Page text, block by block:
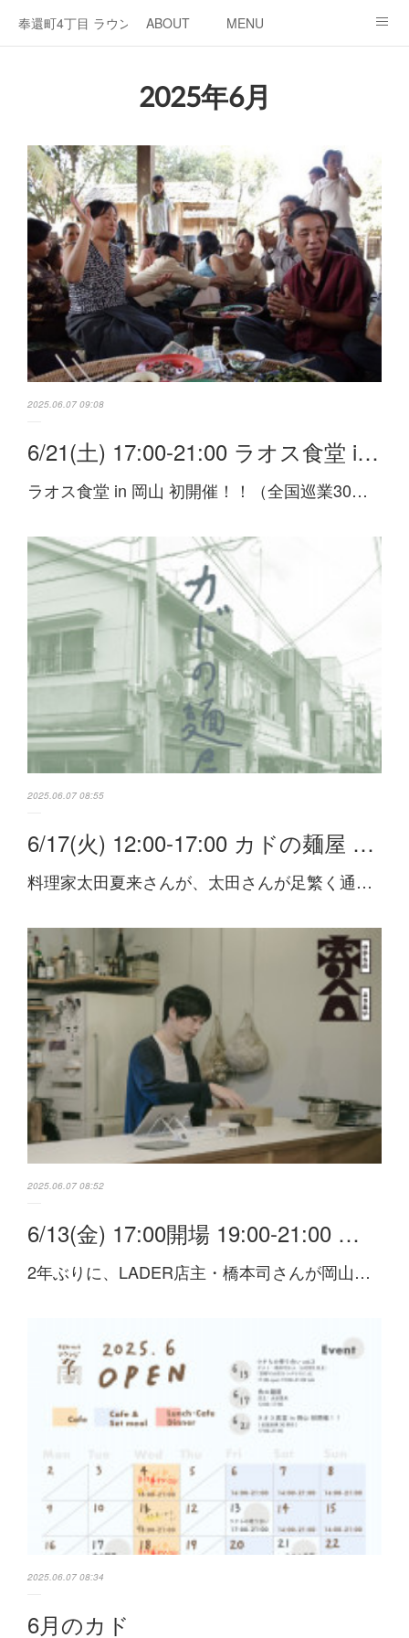
奉還町4丁目 ラウンジ・カド
ABOUT MENU
2025年6月
2025.06.07 09:08
6/21(土) 17:00-21:00 ラオス食堂 i…
ラオス食堂 in 岡山 初開催！！（全国巡業30…
2025.06.07 08:55
6/17(火) 12:00-17:00 カドの麺屋 …
料理家太田夏来さんが、太田さんが足繁く通…
2025.06.07 08:52
6/13(金) 17:00開場 19:00-21:00 …
2年ぶりに、LADER店主・橋本司さんが岡山…
2025.06.07 08:34
6月のカド